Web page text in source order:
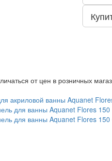
от цен в розничных
акриловой ванны Aquanet
для ванны Aquanet Flores 150
для ванны Aquanet Flores 150